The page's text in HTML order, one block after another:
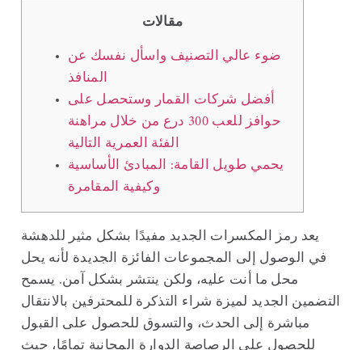
مقالات
ضوء عالي التصنيف واسأل نفسك عن
المنافذ
أفضل شركات القمار وستحصل على
حوافز للعب 300 درع من خلال مراهنة
الفئة العمرية التالية
يحمي طويل القامة: المبادئ الأساسية
وكيفية المقامرة
يعد رمز المكسرات الجديد مفيدًا بشكل مثير للدهشة
في الوصول إلى المجموعات الفائزة الجديدة لأنه يحل
محل ما أنت عليه، ولكن ينتشر بشكل آمن. يسمح
التضمين الجديد لميزة شراء التذكرة للمحترفين بالانتقال
مباشرة إلى الحدث، والتسوق للحصول على القبول
للحصول على الرصاصة الدوارة المجانية تمامًا، حيث